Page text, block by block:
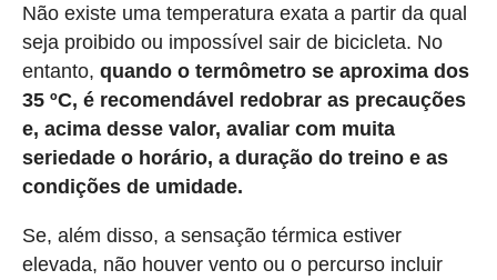
Não existe uma temperatura exata a partir da qual
seja proibido ou impossível sair de bicicleta. No
entanto, quando o termômetro se aproxima dos
35 ºC, é recomendável redobrar as precauções
e, acima desse valor, avaliar com muita
seriedade o horário, a duração do treino e as
condições de umidade.
Se, além disso, a sensação térmica estiver
elevada, não houver vento ou o percurso incluir